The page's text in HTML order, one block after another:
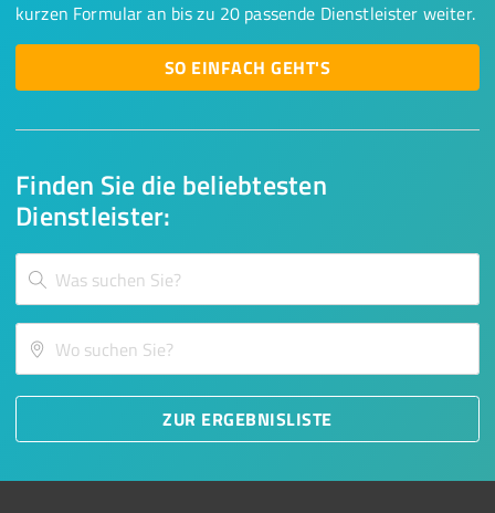
Finden Sie die beliebtesten
Dienstleister:
ZUR ERGEBNISLISTE
kurzen Formular an bis zu 20 passende Dienstleister weiter.
SO EINFACH GEHT'S